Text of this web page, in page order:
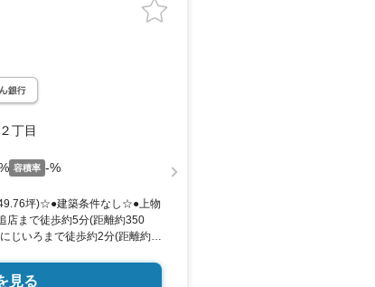
丁目
容積率 -%
坪)☆●建築条件なし☆●上物
店まで徒歩約5分(距離約350
じいろまで徒歩約2分(距離約
見る